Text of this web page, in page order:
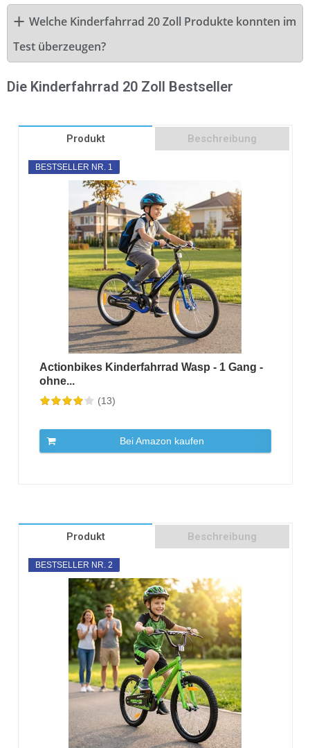
Welche Kinderfahrrad 20 Zoll Produkte konnten im
Test überzeugen?
Die Kinderfahrrad 20 Zoll Bestseller
Produkt Beschreibung
BESTSELLER NR. 1
Actionbikes Kinderfahrrad Wasp - 1 Gang -
ohne...
(13)
Bei Amazon kaufen
Produkt Beschreibung
BESTSELLER NR. 2